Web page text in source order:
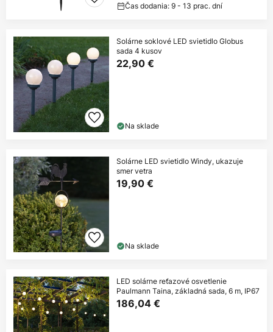
Čas dodania: 9 - 13 prac. dní
Solárne soklové LED svietidlo Globus
sada 4 kusov
22,90 €
Na sklade
Solárne LED svietidlo Windy, ukazuje
smer vetra
19,90 €
Na sklade
LED solárne reťazové osvetlenie
Paulmann Taina, základná sada, 6 m, IP67
186,04 €